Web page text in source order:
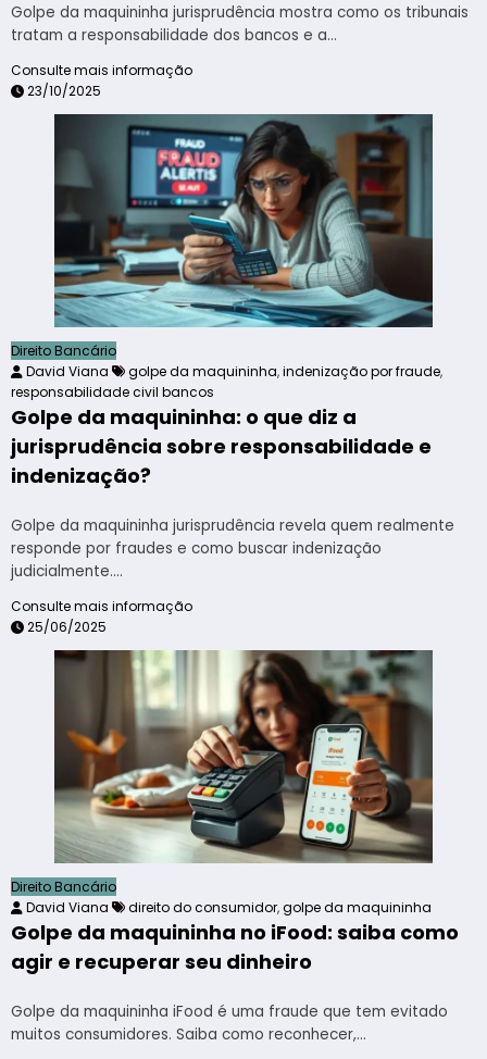
Golpe da maquininha jurisprudência mostra como os tribunais
tratam a responsabilidade dos bancos e a…
Consulte mais informação
23/10/2025
Direito Bancário
David Viana
golpe da maquininha,indenização por fraude,
responsabilidade civil bancos
Golpe da maquininha: o que diz a
jurisprudência sobre responsabilidade e
indenização?
Golpe da maquininha jurisprudência revela quem realmente
responde por fraudes e como buscar indenização
judicialmente.…
Consulte mais informação
25/06/2025
Direito Bancário
David Viana
direito do consumidor,golpe da maquininha
Golpe da maquininha no iFood: saiba como
agir e recuperar seu dinheiro
Golpe da maquininha iFood é uma fraude que tem evitado
muitos consumidores. Saiba como reconhecer,…